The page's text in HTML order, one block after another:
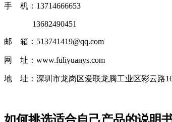
手 机：13714666653
13682490451
邮 箱：513741419@qq.com
网 址：www.fuliyuanys.com
地 址：深圳市龙岗区爱联龙腾工业区彩云路
如何挑选适合自己产品的说明